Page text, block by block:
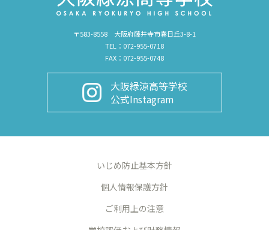
〒583-8558 大阪府藤井寺市春日丘3-8-1
TEL：072-955-0718
FAX：072-955-0748
大阪緑涼高等学校
公式Instagram
いじめ防止基本方針
個人情報保護方針
ご利用上の注意